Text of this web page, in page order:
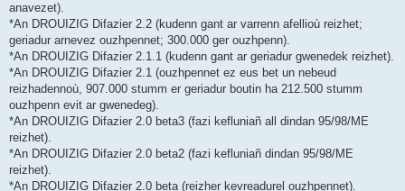
anavezet).
*An DROUIZIG Difazier 2.2 (kudenn gant ar varrenn afellioù reizhet;
geriadur arnevez ouzhpennet; 300.000 ger ouzhpenn).
*An DROUIZIG Difazier 2.1.1 (kudenn gant ar geriadur gwenedek reizhet).
*An DROUIZIG Difazier 2.1 (ouzhpennet ez eus bet un nebeud
reizhadennoù, 907.000 stumm er geriadur boutin ha 212.500 stumm
ouzhpenn evit ar gwenedeg).
*An DROUIZIG Difazier 2.0 beta3 (fazi kefluniañ all dindan 95/98/ME
reizhet).
*An DROUIZIG Difazier 2.0 beta2 (fazi kefluniañ dindan 95/98/ME
reizhet).
*An DROUIZIG Difazier 2.0 beta (reizher kevreadurel ouzhpennet).